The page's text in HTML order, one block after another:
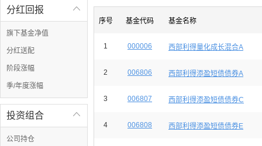

分红回报
旗下基金净值
分红送配
阶段涨幅
季/年度涨幅

投资组合
公司持仓
序号 基金代码 基金名称
1 000006 西部利得量化成长混合A
2 006806 西部利得添盈短债债券A
3 006807 西部利得添盈短债债券C
4 006808 西部利得添盈短债债券E